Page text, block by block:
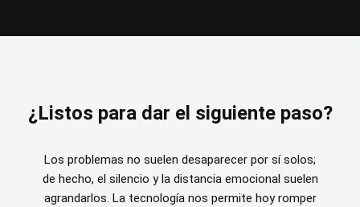
¿Listos para dar el siguiente paso?
Los problemas no suelen desaparecer por sí solos;
de hecho, el silencio y la distancia emocional suelen
agrandarlos. La tecnología nos permite hoy romper